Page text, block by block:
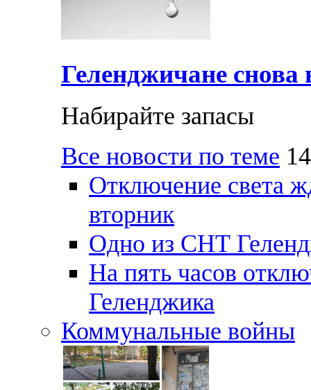
Геленджичане снова
Набирайте запасы
Все новости по теме
Отключение света
вторник
Одно из СНТ
На пять часов
Геленджика
Коммунальные войны